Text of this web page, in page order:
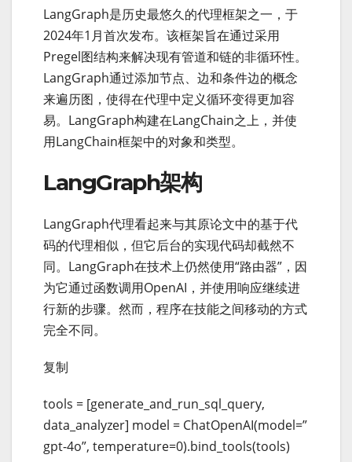
LangGraph是历史最悠久的代理框架之一，于
2024年1月首次发布。该框架旨在通过采用
Pregel图结构来解决现有管道和链的非循环性。
LangGraph通过添加节点、边和条件边的概念
来遍历图，使得在代理中定义循环变得更加容
易。LangGraph构建在LangChain之上，并使
用LangChain框架中的对象和类型。
LangGraph架构
LangGraph代理看起来与其原论文中的基于代
码的代理相似，但它后台的实现代码却截然不
同。LangGraph在技术上仍然使用“路由器”，因
为它通过函数调用OpenAI，并使用响应继续进
行新的步骤。然而，程序在技能之间移动的方式
完全不同。
复制
tools = [generate_and_run_sql_query,
data_analyzer] model = ChatOpenAI(model=”
gpt-4o”, temperature=0).bind_tools(tools)